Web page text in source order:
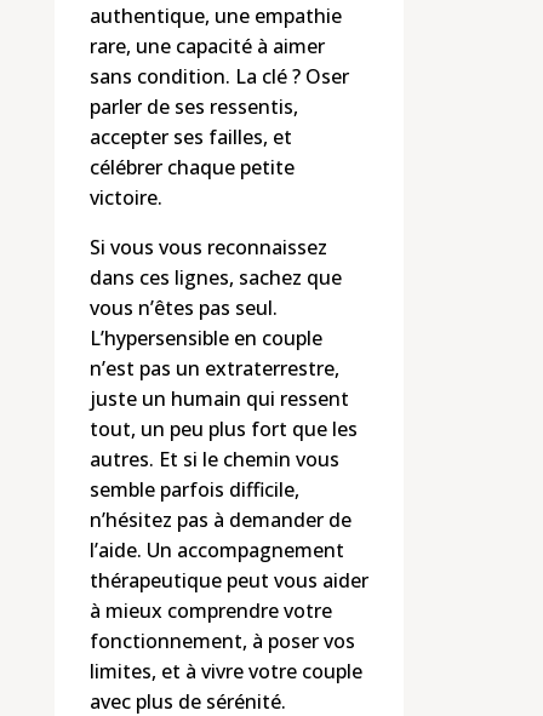
authentique, une empathie
rare, une capacité à aimer
sans condition. La clé ? Oser
parler de ses ressentis,
accepter ses failles, et
célébrer chaque petite
victoire.
Si vous vous reconnaissez
dans ces lignes, sachez que
vous n’êtes pas seul.
L’hypersensible en couple
n’est pas un extraterrestre,
juste un humain qui ressent
tout, un peu plus fort que les
autres. Et si le chemin vous
semble parfois difficile,
n’hésitez pas à demander de
l’aide. Un accompagnement
thérapeutique peut vous aider
à mieux comprendre votre
fonctionnement, à poser vos
limites, et à vivre votre couple
avec plus de sérénité.